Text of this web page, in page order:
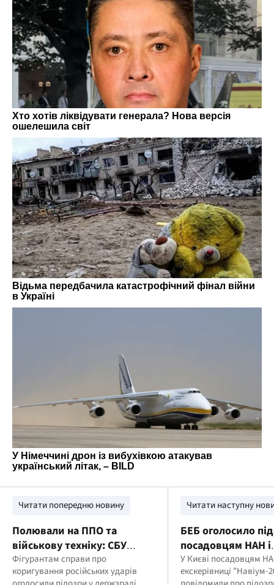
Читати попередню новину
Полювали на ППО та
військову техніку: СБУ
затримала двох навідників
рф у Києві та Запоріжжі
Фігурантам справи про
коригування російських ударів
Читати наступну
БЕБ оголосило
посадовцям НАН і
забудовнику у
забудови земель
У Києві посадовцям
екскерівниці "Навіум-